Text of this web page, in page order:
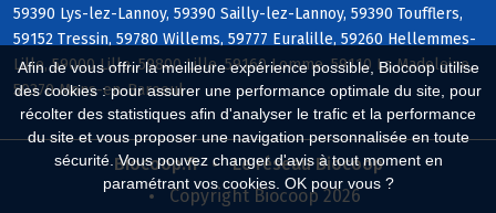
Afin de vous offrir la meilleure expérience possible, Biocoop utilise
des cookies : pour assurer une performance optimale du site, pour
récolter des statistiques afin d'analyser le trafic et la performance
du site et vous proposer une navigation personnalisée en toute
sécurité. Vous pouvez changer d'avis à tout moment en
paramétrant vos cookies. OK pour vous ?
59390 Lys-lez-Lannoy, 59390 Sailly-lez-Lannoy, 59390 Toufflers,
59152 Tressin, 59780 Willems, 59777 Euralille, 59260 Hellemmes-
Lille, 59000 Lille, 59800 Lille, 59160 Lomme, 59110 La Madeleine,
59370 Mons-en-Baroeul
Biocoop.fr
Le réseau Biocoop
Copyright Biocoop 2026